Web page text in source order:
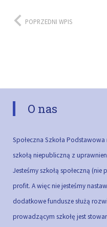
POPRZEDNI WPIS
O nas
Społeczna Szkoła
szkołą niepubliczną z
Jesteśmy szkołą społeczną
profit. A więc nie jesteśmy
dodatkowe fundusze służą
prowadzącym szkołę jest